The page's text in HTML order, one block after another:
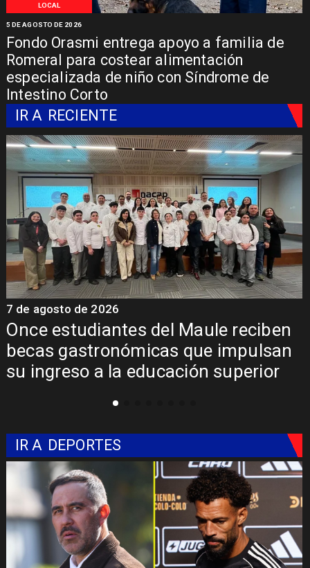
LOCAL
Fondo Orasmi entrega apoyo a familia de
Romeral para costear alimentación
especializada de niño con Síndrome de
Intestino Corto
5 DE AGOSTO DE 2026
IR A RECIENTE
Álvarez-Salamanca lidera la
regional para consolidar el Paso
Pehuenche como alternativa a Los
7 de agosto de 2026
IR A DEPORTES